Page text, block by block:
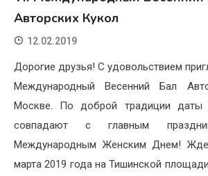
Авторских Кукол
12.02.2019
Дорогие друзья! С удовольствием
Международный Весенний Бал
Москве. По доброй традиции даты
совпадают с главным
Международным Женским Днем!
марта 2019 года на Тишинской